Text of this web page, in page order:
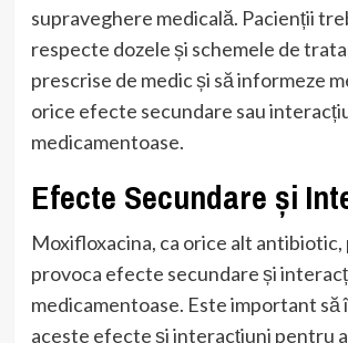
supraveghere medicală. Pacienții
respecte dozele și schemele de
prescrise de medic și să informeze
orice efecte secundare sau
medicamentoase.
Efecte Secundare și
Moxifloxacina, ca orice alt antibiotic,
provoca efecte secundare și
medicamentoase. Este important să
aceste efecte și interacțiuni pentru